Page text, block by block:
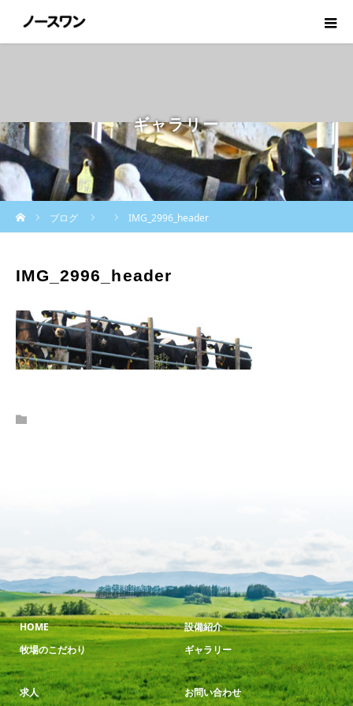
ギャラリー
ブログ
IMG_2996_header
IMG_2996_header
HOME
牧場のこだわり
設備紹介
ギャラリー
求人 お問い合わせ